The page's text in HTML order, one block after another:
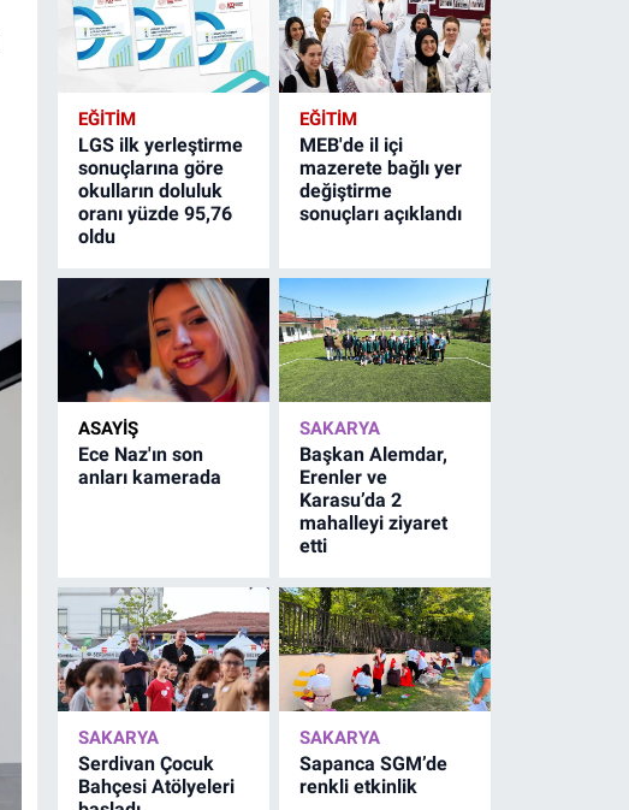
EĞİTİM
LGS ilk yerleştirme
sonuçlarına göre
okulların doluluk
oranı yüzde 95,76
oldu
EĞİTİM
MEB'de il içi
mazerete bağlı yer
değiştirme
sonuçları açıklandı
ASAYİŞ
Ece Naz'ın son
anları kamerada
SAKARYA
Başkan Alemdar,
Erenler ve
Karasu’da 2
mahalleyi ziyaret
etti
SAKARYA
Serdivan Çocuk
Bahçesi Atölyeleri
SAKARYA
Sapanca SGM’de
renkli etkinlik